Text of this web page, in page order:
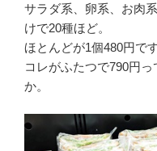
サラダ系、卵系、お肉
けで20種ほど。
ほとんどが1個480円です
コレがふたつで790円
か。